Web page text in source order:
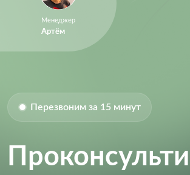
Менеджер
Артём
Перезвоним за 15 минут